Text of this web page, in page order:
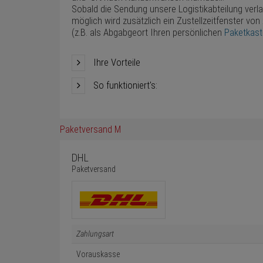
Sobald die Sendung unsere Logistikabteilung
möglich wird zusätzlich ein Zustellzeitfenster
(z.B. als Abgabgeort Ihren persönlichen
Ihre Vorteile
So funktioniert's:
Paketversand M
DHL
Paketversand
Zahlungsart
Vorauskasse